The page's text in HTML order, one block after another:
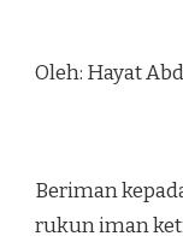
Oleh: Hayat
Beriman
rukun iman